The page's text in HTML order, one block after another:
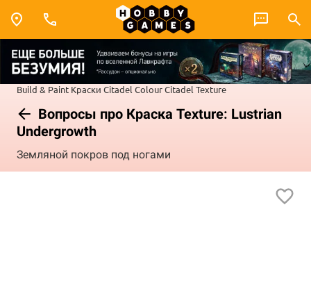
Build & Paint Краски Citadel ColourCitadel Texture
Вопросы про Краска Texture: Lustrian
Undergrowth
Земляной покров под ногами